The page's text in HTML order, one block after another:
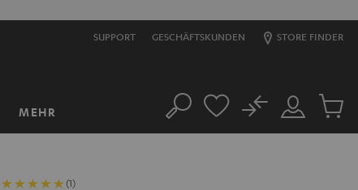
SUPPORT GESCHÄFTSKUNDEN STORE FINDER
MEHR Suche
Mein
Konto
No
Artikel
(1)